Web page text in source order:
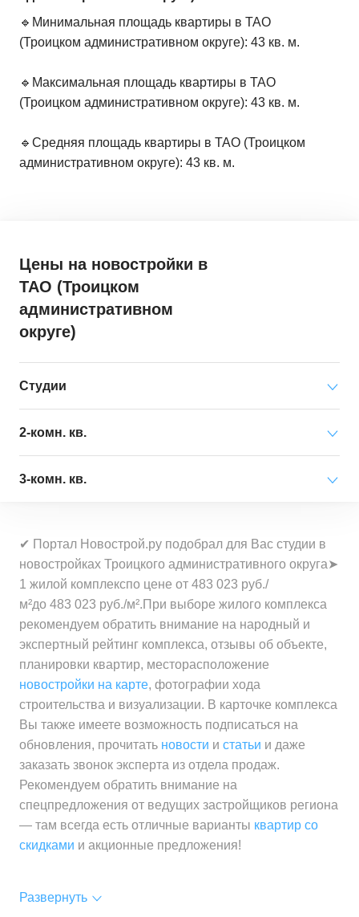
🔹Минимальная площадь квартиры в ТАО
(Троицком административном округе): 43 кв. м.
🔹Максимальная площадь квартиры в ТАО
(Троицком административном округе): 43 кв. м.
🔹Средняя площадь квартиры в ТАО (Троицком
административном округе): 43 кв. м.
Цены на новостройки в
ТАО (Троицком
административном
округе)
Студии
Минимальная цена от 34 225 000 ₽
Минимальная цена
за 1 м²
Средняя цена
за 1 м²
от 440 900 ₽
2-комн. кв.
Минимальная цена от 25 407 000 ₽
Средняя цена
за квартиру
от 35 989 000 ₽
Минимальная цена
за 1 м²
от 423 900 ₽
Средняя цена
за 1 м²
от 462 500 ₽
3-комн. кв.
за квартиру
Средняя цена
за квартиру
от 21 391 000 ₽
Минимальная цена
за 1 м²
от 483 000 ₽
Средняя цена
за 1 м²
от 497 500 ₽
✔ Портал Новострой.ру подобрал для Вас студии в
новостройках Троицкого административного округа➤
1 жилой комплекспо цене от 483 023 руб./
м²до 483 023 руб./м².При выборе жилого комплекса
рекомендуем обратить внимание на народный и
экспертный рейтинг комплекса, отзывы об объекте,
планировки квартир, месторасположение
новостройки на карте, фотографии хода
строительства и визуализации. В карточке комплекса
Вы также имеете возможность подписаться на
обновления, прочитать новости и статьи и даже
заказать звонок эксперта из отдела продаж.
Рекомендуем обратить внимание на
спецпредложения от ведущих застройщиков региона
— там всегда есть отличные варианты квартир со
скидками и акционные предложения!
Развернуть